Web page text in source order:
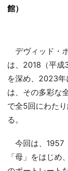
館）
デヴィッド・
は、2018（平成
を深め、2023
は、その多彩な
で全5回にわた
る。
今回は、1957
「母」をはじめ